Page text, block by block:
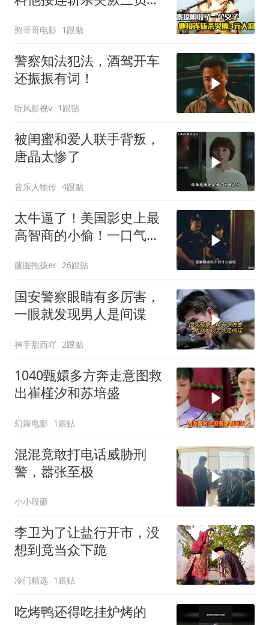
憨哥哥电影 1跟贴
警察知法犯法，酒驾开车
还振振有词！
听风影视v 1跟贴
被闺蜜和爱人联手背叛，
唐晶太惨了
音乐人物传 4跟贴
太牛逼了！美国影史上最
高智商的小偷！一口气看
藤圆拖孩er 26跟贴
国安警察眼睛有多厉害，
一眼就发现男人是间谍
神手甜西吖 2跟贴
1040甄嬛多方奔走意图救
出崔槿汐和苏培盛
幻舞电影 1跟贴
混混竟敢打电话威胁刑
警，嚣张至极
小小段砸
李卫为了让盐行开市，没
想到竟当众下跪
冷门精选 1跟贴
吃烤鸭还得吃挂炉烤的